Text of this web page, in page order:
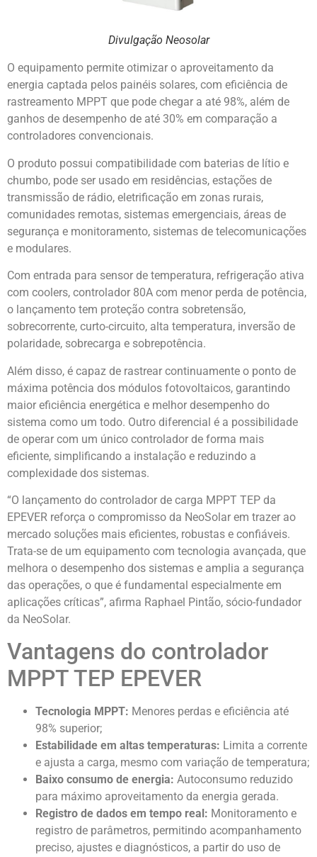
Divulgação Neosolar
O equipamento permite otimizar o aproveitamento da
energia captada pelos painéis solares, com eficiência de
rastreamento MPPT que pode chegar a até 98%, além de
ganhos de desempenho de até 30% em comparação a
controladores convencionais.
O produto possui compatibilidade com baterias de lítio e
chumbo, pode ser usado em residências, estações de
transmissão de rádio, eletrificação em zonas rurais,
comunidades remotas, sistemas emergenciais, áreas de
segurança e monitoramento, sistemas de telecomunicações
e modulares.
Com entrada para sensor de temperatura, refrigeração ativa
com coolers, controlador 80A com menor perda de potência,
o lançamento tem proteção contra sobretensão,
sobrecorrente, curto-circuito, alta temperatura, inversão de
polaridade, sobrecarga e sobrepotência.
Além disso, é capaz de rastrear continuamente o ponto de
máxima potência dos módulos fotovoltaicos, garantindo
maior eficiência energética e melhor desempenho do
sistema como um todo. Outro diferencial é a possibilidade
de operar com um único controlador de forma mais
eficiente, simplificando a instalação e reduzindo a
complexidade dos sistemas.
“O lançamento do controlador de carga MPPT TEP da
EPEVER reforça o compromisso da NeoSolar em trazer ao
mercado soluções mais eficientes, robustas e confiáveis.
Trata-se de um equipamento com tecnologia avançada, que
melhora o desempenho dos sistemas e amplia a segurança
das operações, o que é fundamental especialmente em
aplicações críticas”, afirma Raphael Pintão, sócio-fundador
da NeoSolar.
Vantagens do controlador
MPPT TEP EPEVER
Tecnologia MPPT: Menores perdas e eficiência até
98% superior;
Estabilidade em altas temperaturas: Limita a corrente
e ajusta a carga, mesmo com variação de temperatura;
Baixo consumo de energia: Autoconsumo reduzido
para máximo aproveitamento da energia gerada.
Registro de dados em tempo real: Monitoramento e
registro de parâmetros, permitindo acompanhamento
preciso, ajustes e diagnósticos, a partir do uso de